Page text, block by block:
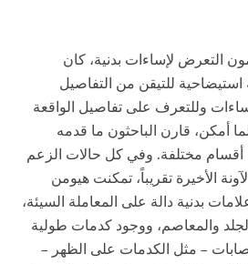
التعرض لإساءات بدنية، كان
للتيقن من التفاصيل
وللتعرف على تفاصيل الواقعة
أمكن، قارن الباحثون ما قدمه
مختلفة. وفي كل حالات الزعم
الأخيرة تقريباً، تمكنت هيومن
بدنية دالة على المعاملة السيئة،
والمعاصم، ووجود كدمات طولية
– مثل الكدمات على الظهر –